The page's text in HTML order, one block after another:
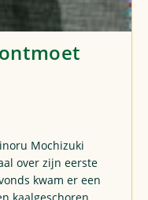
Mochizuki
over zijn eerste
kwam er een
kaalgeschoren…